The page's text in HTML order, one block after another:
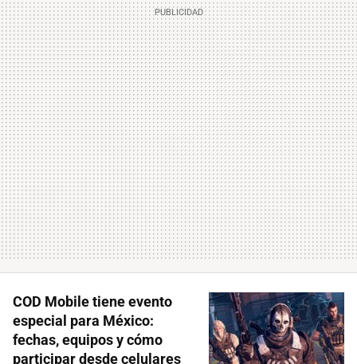
COD Mobile tiene evento
especial para México:
fechas, equipos y cómo
participar desde celulares